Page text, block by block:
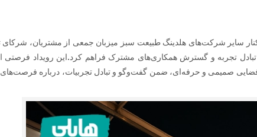
طبیعت» که همزمان با نمایشگاه ایران اگروفود ۱۴۰۵ برگزار شد، در کنار سایر شرکت‌های هلدینگ طبیعت سبز میزبان جمعی
این رویداد فرصتی
فضایی صمیمی و حرفه‌ای، ضمن گفت‌وگو و تبادل تجربیات، درباره